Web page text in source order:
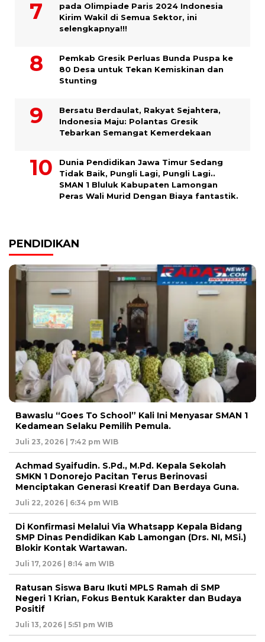
pada Olimpiade Paris 2024 Indonesia
Kirim Wakil di Semua Sektor, ini
selengkapnya!!!
Pemkab Gresik Perluas Bunda Puspa ke
80 Desa untuk Tekan Kemiskinan dan
Stunting
Bersatu Berdaulat, Rakyat Sejahtera,
Indonesia Maju: Polantas Gresik
Tebarkan Semangat Kemerdekaan
Dunia Pendidikan Jawa Timur Sedang
Tidak Baik, Pungli Lagi, Pungli Lagi..
SMAN 1 Bluluk Kabupaten Lamongan
Peras Wali Murid Dengan Biaya fantastik.
PENDIDIKAN
Bawaslu “Goes To School” Kali Ini Menyasar SMAN 1
Kedamean Selaku Pemilih Pemula.
Juli 23, 2026 | 7:42 pm WIB
Achmad Syaifudin. S.Pd., M.Pd. Kepala Sekolah
SMKN 1 Donorejo Pacitan Terus Berinovasi
Menciptakan Generasi Kreatif Dan Berdaya Guna.
Juli 22, 2026 | 6:34 pm WIB
Di Konfirmasi Melalui Via Whatsapp Kepala Bidang
SMP Dinas Pendidikan Kab Lamongan (Drs. NI, MSi.)
Blokir Kontak Wartawan.
Juli 17, 2026 | 8:14 am WIB
Ratusan Siswa Baru Ikuti MPLS Ramah di SMP
Negeri 1 Krian, Fokus Bentuk Karakter dan Budaya
Positif
Juli 13, 2026 | 5:51 pm WIB